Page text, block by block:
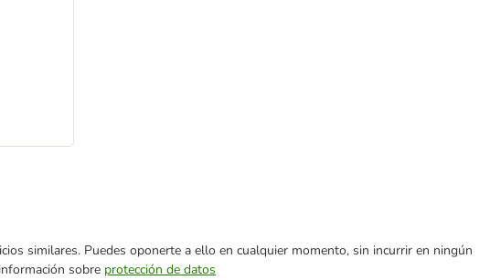
similares. Puedes oponerte a ello en cualquier momento, sin incurrir en ningún
sobre protección de datos